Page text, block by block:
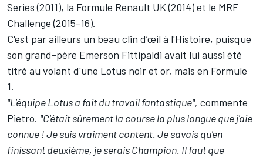
Series (2011), la Formule Renault UK (2014) et le MRF
Challenge (2015-16).
C'est par ailleurs un beau clin d’œil à l'Histoire, puisque
son grand-père Emerson Fittipaldi avait lui aussi été
titré au volant d'une Lotus noir et or, mais en Formule
1.
"L'équipe Lotus a fait du travail fantastique", commente
Pietro. "C'était sûrement la course la plus longue que j'aie
connue ! Je suis vraiment content. Je savais qu'en
finissant deuxième, je serais Champion. Il faut que